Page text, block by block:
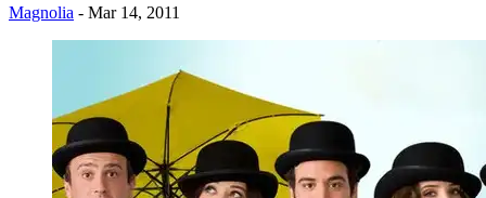
Magnolia - Mar 14, 2011